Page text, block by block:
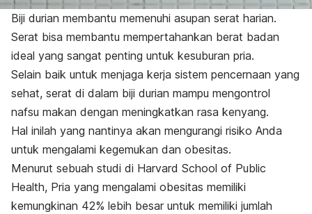
Biji durian membantu memenuhi asupan serat harian.
Serat bisa membantu mempertahankan berat badan
ideal yang sangat penting untuk kesuburan pria.
Selain baik untuk menjaga kerja sistem pencernaan yang
sehat, serat di dalam biji durian mampu mengontrol
nafsu makan dengan meningkatkan rasa kenyang.
Hal inilah yang nantinya akan mengurangi risiko Anda
untuk mengalami kegemukan dan obesitas.
Menurut sebuah studi di Harvard School of Public
Health, Pria yang mengalami obesitas memiliki
kemungkinan 42% lebih besar untuk memiliki jumlah